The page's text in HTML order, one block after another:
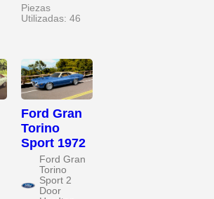
Piezas
Utilizadas: 46
Ford Gran
Torino
Sport 1972
Ford Gran
Torino
Sport 2
Door